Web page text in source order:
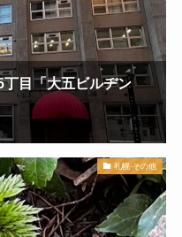
目「大五ビルヂン
札幌-その他